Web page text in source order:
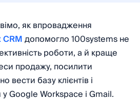
як впровадження
CRMдопомогло 100systems не
роботи, а й краще
продажу, посилити
вести базу клієнтів і
Google Workspace і Gmail.